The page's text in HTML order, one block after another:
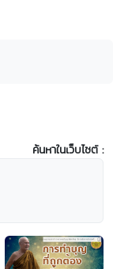
ค้นหาในเว็บไซต์ :